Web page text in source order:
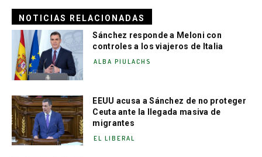
NOTICIAS RELACIONADAS
Sánchez responde a Meloni con
controles a los viajeros de Italia
ALBA PIULACHS
EEUU acusa a Sánchez de no proteger
Ceuta ante la llegada masiva de
migrantes
EL LIBERAL